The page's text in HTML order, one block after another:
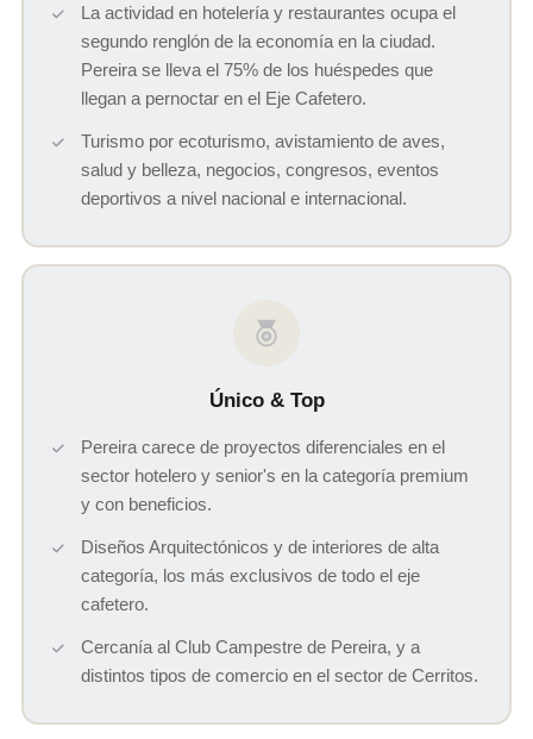
La actividad en hotelería y restaurantes ocupa el
segundo renglón de la economía en la ciudad.
Pereira se lleva el 75% de los huéspedes que
llegan a pernoctar en el Eje Cafetero.
Turismo por ecoturismo, avistamiento de aves,
salud y belleza, negocios, congresos, eventos
deportivos a nivel nacional e internacional.
Único & Top
Pereira carece de proyectos diferenciales en el
sector hotelero y senior's en la categoría premium
y con beneficios.
Diseños Arquitectónicos y de interiores de alta
categoría, los más exclusivos de todo el eje
cafetero.
Cercanía al Club Campestre de Pereira, y a
distintos tipos de comercio en el sector de Cerritos.